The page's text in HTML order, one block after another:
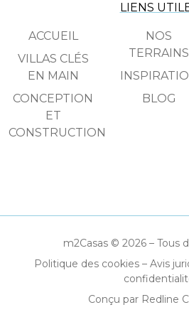
LIENS
ACCUEIL
VILLAS CLÉS
EN MAIN
CONCEPTION
ET
CONSTRUCTION
NOS
TERRAINS
BLOG
m2Casas © 2026 – Tous
Politique des cookies– Avis
Conçu par Redline